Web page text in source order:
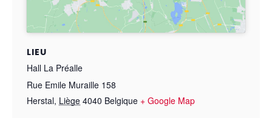
LIEU
Hall La Préalle
Rue Emile Muraille 158
Herstal, Liège 4040 Belgique + Google Map